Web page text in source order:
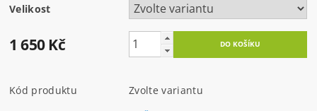
Velikost
1 650 Kč
Kód produktu
Zvolte variantu